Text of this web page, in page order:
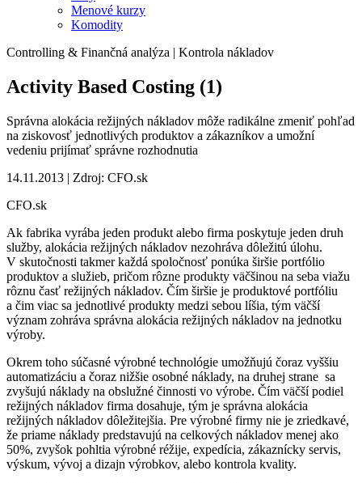
Menové kurzy
Komodity
Controlling & Finančná analýza | Kontrola nákladov
Activity Based Costing (1)
Správna alokácia režijných nákladov môže radikálne zmeniť pohľad
na ziskovosť jednotlivých produktov a zákazníkov a umožní
vedeniu prijímať správne rozhodnutia
14.11.2013 | Zdroj: CFO.sk
CFO.sk
Ak fabrika vyrába jeden produkt alebo firma poskytuje jeden druh
služby, alokácia režijných nákladov nezohráva dôležitú úlohu.
V skutočnosti takmer každá spoločnosť ponúka širšie portfólio
produktov a služieb, pričom rôzne produkty väčšinou na seba viažu
rôznu časť režijných nákladov. Čím širšie je produktové portfóliu
a čim viac sa jednotlivé produkty medzi sebou líšia, tým väčší
význam zohráva správna alokácia režijných nákladov na jednotku
výroby.
Okrem toho súčasné výrobné technológie umožňujú čoraz vyššiu
automatizáciu a čoraz nižšie osobné náklady, na druhej strane sa
zvyšujú náklady na obslužné činnosti vo výrobe. Čím väčší podiel
režijných nákladov firma dosahuje, tým je správna alokácia
režijných nákladov dôležitejšia. Pre výrobné firmy nie je zriedkavé,
že priame náklady predstavujú na celkových nákladov menej ako
50%, zvyšok pohltia výrobné réžije, expedícia, zákaznícky servis,
výskum, vývoj a dizajn výrobkov, alebo kontrola kvality.